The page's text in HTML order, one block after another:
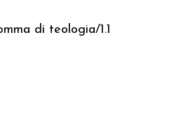
di teologia/1.1